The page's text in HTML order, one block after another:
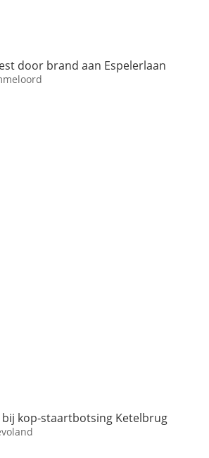
door brand aan Espelerlaan
kop-staartbotsing Ketelbrug